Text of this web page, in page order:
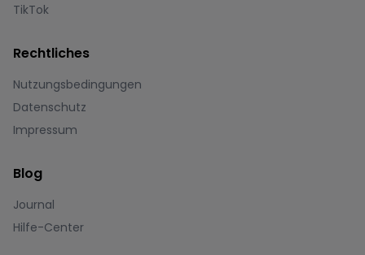
TikTok
Rechtliches
Nutzungsbedingungen
Datenschutz
Impressum
Blog
Journal
Hilfe-Center